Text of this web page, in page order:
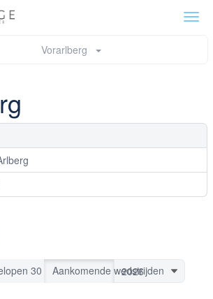
Vorarlberg
30 dagenAankomende wedstrijden